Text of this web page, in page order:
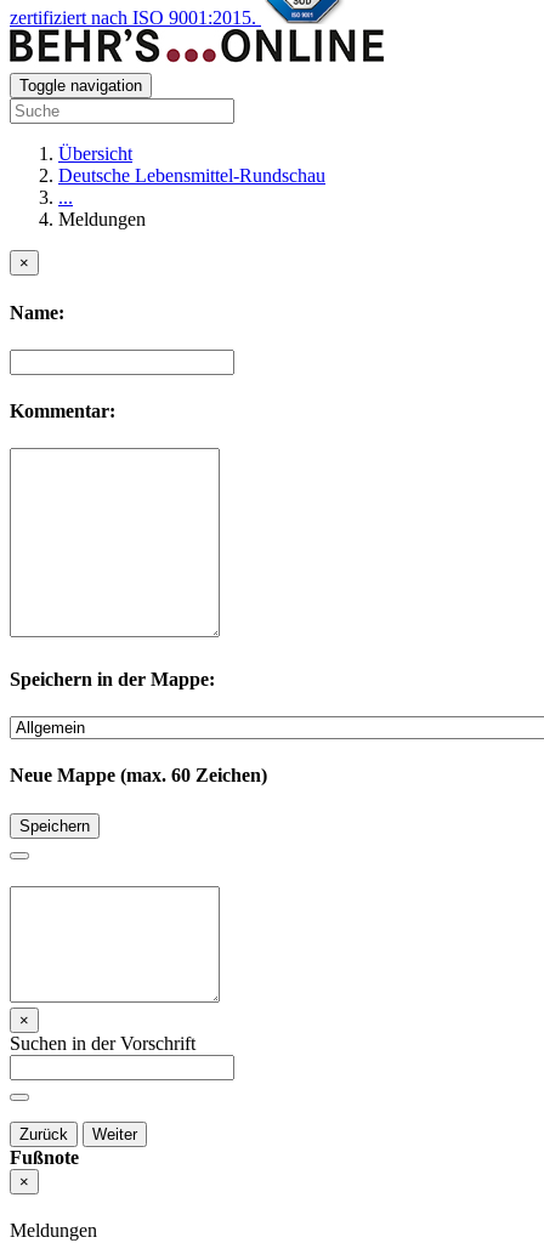
zertifiziert nach ISO 9001:2015.
Toggle navigation
Übersicht
Deutsche Lebensmittel-Rundschau
...
Meldungen
×
Name:
Kommentar:
Speichern in der Mappe:
Neue Mappe (max. 60 Zeichen)
Speichern
×
Suchen in der Vorschrift
Zurück Weiter
Fußnote
×
Meldungen